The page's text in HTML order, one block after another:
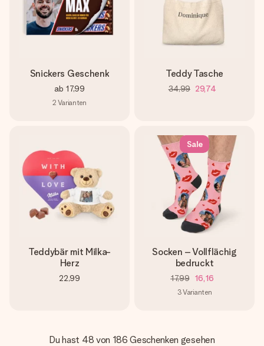
Snickers Geschenk
ab 17,99
2 Varianten
Teddy Tasche
34,99 29,74
Teddybär mit Milka-
Herz
22,99
Sale
Socken – Vollflächig
bedruckt
17,99 16,16
3Varianten
Du hast 48 von 186 Geschenken gesehen